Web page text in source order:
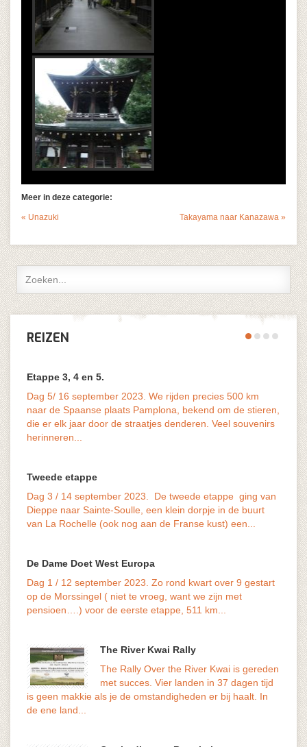
Meer in deze categorie:
« Unazuki Takayama naar Kanazawa »
REIZEN
Etappe 3, 4 en 5.
Dag 5/ 16 september 2023. We rijden precies 500 km
naar de Spaanse plaats Pamplona, bekend om de stieren,
die er elk jaar door de straatjes denderen. Veel souvenirs
herinneren...
Tweede etappe
Dag 3 / 14 september 2023. De tweede etappe ging van
Dieppe naar Sainte-Soulle, een klein dorpje in de buurt
van La Rochelle (ook nog aan de Franse kust) een...
De Dame Doet West Europa
Dag 1 / 12 september 2023. Zo rond kwart over 9 gestart
op de Morssingel ( niet te vroeg, want we zijn met
pensioen….) voor de eerste etappe, 511 km...
The River Kwai Rally
The Rally Over the River Kwai is gereden
met succes. Vier landen in 37 dagen tijd
is geen makkie als je de omstandigheden er bij haalt. In
de ene land...
last
het